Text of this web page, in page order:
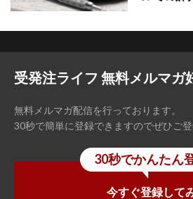
受発注ライフ 無料メルマガ
無料メルマガ配信を行っております。
30秒で簡単に登録できますのでぜひご登
今すぐ登録して
30秒でかんたん